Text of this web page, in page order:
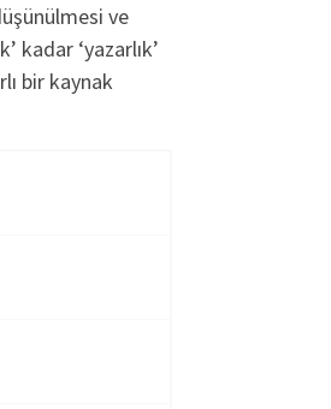
ve
kadar ‘yazarlık’
bir kaynak